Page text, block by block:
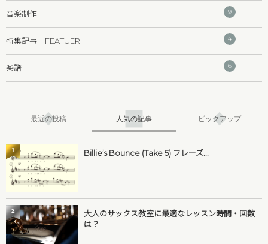
音楽制作 9
特集記事｜FEATUER 4
楽譜 6
最近の投稿 人気の記事 ピックアップ
Billie’s Bounce (Take 5) フレーズ...
1
大人のサックス教室に最適なレッスン時間・回数
は？
2